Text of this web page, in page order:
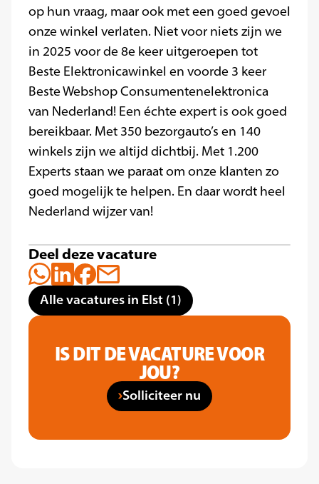
op hun vraag, maar ook met een goed gevoel
onze winkel verlaten. Niet voor niets zijn we
in 2025 voor de 8e keer uitgeroepen tot
Beste Elektronicawinkel en voorde 3 keer
Beste Webshop Consumentenelektronica
van Nederland! Een échte expert is ook goed
bereikbaar. Met 350 bezorgauto’s en 140
winkels zijn we altijd dichtbij. Met 1.200
Experts staan we paraat om onze klanten zo
goed mogelijk te helpen. En daar wordt heel
Nederland wijzer van!
Deel deze vacature
Alle vacatures in Elst (1)
IS DIT DE VACATURE VOOR
JOU?
Solliciteer nu